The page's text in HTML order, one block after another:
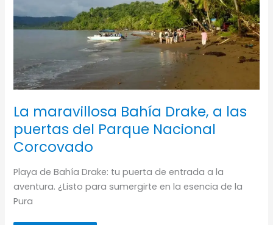
La maravillosa Bahía Drake, a las
puertas del Parque Nacional
Corcovado
Playa de Bahía Drake: tu puerta de entrada a la
aventura. ¿Listo para sumergirte en la esencia de la
Pura